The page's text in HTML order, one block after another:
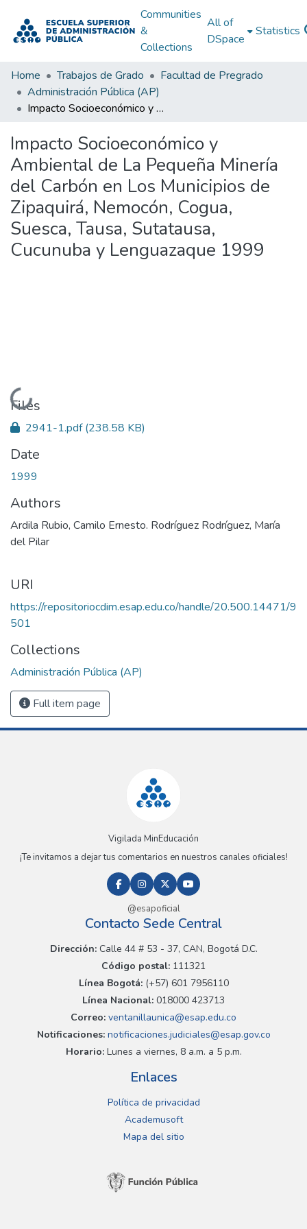
Communities
&
Collections
All of
DSpace
Statistics
Home Trabajos de Grado
Facultad de Pregrado
Administración Pública (AP)
Impacto Socioeconómico y Ambiental de La Pequeña Minería del Carbón en Los Municipios de Zipaquirá, Nemocón, Cogua, Suesca, Tausa, Sutatausa, Cucunuba y Lenguazaque 1999
Impacto Socioeconómico y
Ambiental de La Pequeña Minería
del Carbón en Los Municipios de
Zipaquirá, Nemocón, Cogua,
Suesca, Tausa, Sutatausa,
Cucunuba y Lenguazaque 1999
Loading...
Files
2941-1.pdf(238.58 KB)
Date
1999
Authors
Ardila Rubio, Camilo Ernesto. Rodríguez Rodríguez, María
del Pilar
URI
https://repositoriocdim.esap.edu.co/handle/20.500.14471/9
501
Collections
Administración Pública (AP)
Full item page
Vigilada MinEducación
¡Te invitamos a dejar tus comentarios en nuestros canales oficiales!
@esapoficial
Contacto Sede Central
Dirección:Calle 44 # 53 - 37, CAN, Bogotá D.C.
Código postal: 111321
Línea Bogotá:(+57) 601 7956110
Línea Nacional: 018000 423713
Correo: ventanillaunica@esap.edu.co
Notificaciones:notificaciones.judiciales@esap.gov.co
Horario:Lunes a viernes, 8 a.m. a 5 p.m.
Enlaces
Política de privacidad
Academusoft
Mapa del sitio